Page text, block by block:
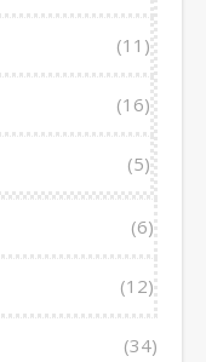
(11)
(16)
(5)
(6)
(12)
(34)